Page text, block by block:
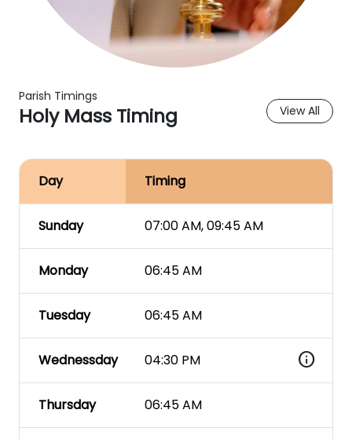
View All
Parish Timings
Holy Mass Timing
Day Timing
Sunday 07:00 AM, 09:45 AM
Monday 06:45 AM
Tuesday 06:45 AM
Wednessday 04:30 PM info
Thursday 06:45 AM